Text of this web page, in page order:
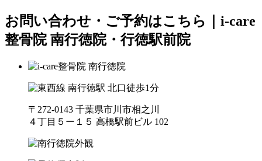
お問い合わせ・ご予約はこちら｜i-care
整骨院 南行徳院・行徳駅前院
〒272-0143 千葉県市川市相之川
４丁目５ー１５ 高橋駅前ビル 102